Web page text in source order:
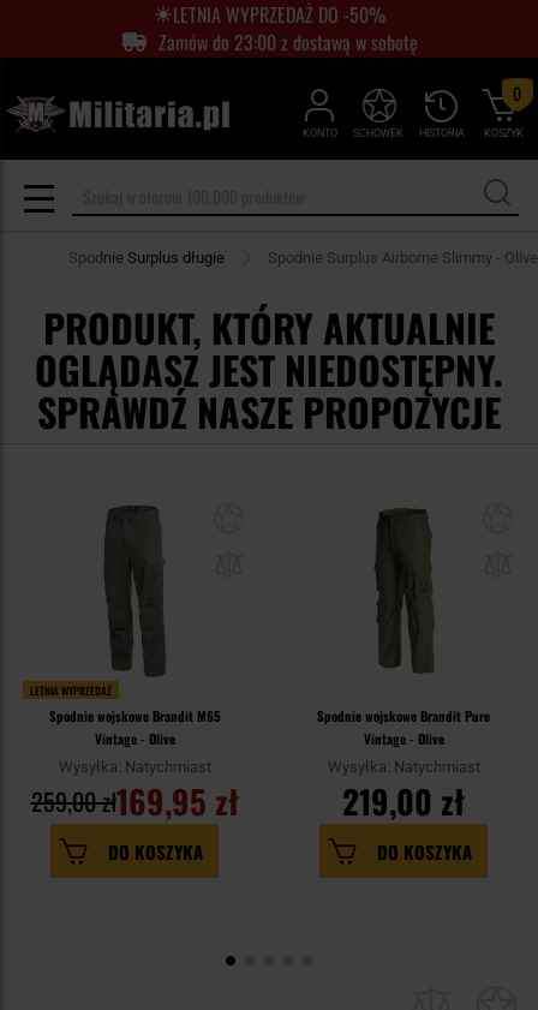
LETNIA WYPRZEDAŻ DO -50%
Zamów do 23:00 z dostawą w sobotę
KONTO HISTORIA
SCHOWEK KOSZYK
0
Spodnie Surplus długie Spodnie Surplus Airborne Slimmy - Olive
PRODUKT, KTÓRY AKTUALNIE
OGLĄDASZ JEST NIEDOSTĘPNY.
SPRAWDŹ NASZE PROPOZYCJE
LETNIA WYPRZEDAŻ
Spodnie wojskowe Brandit M65
Vintage - Olive
Wysyłka: Natychmiast
169,95 zł
259,00 zł
DO KOSZYKA
Spodnie wojskowe Brandit Pure
Vintage - Olive
Wysyłka: Natychmiast
219,00 zł
DO KOSZYKA